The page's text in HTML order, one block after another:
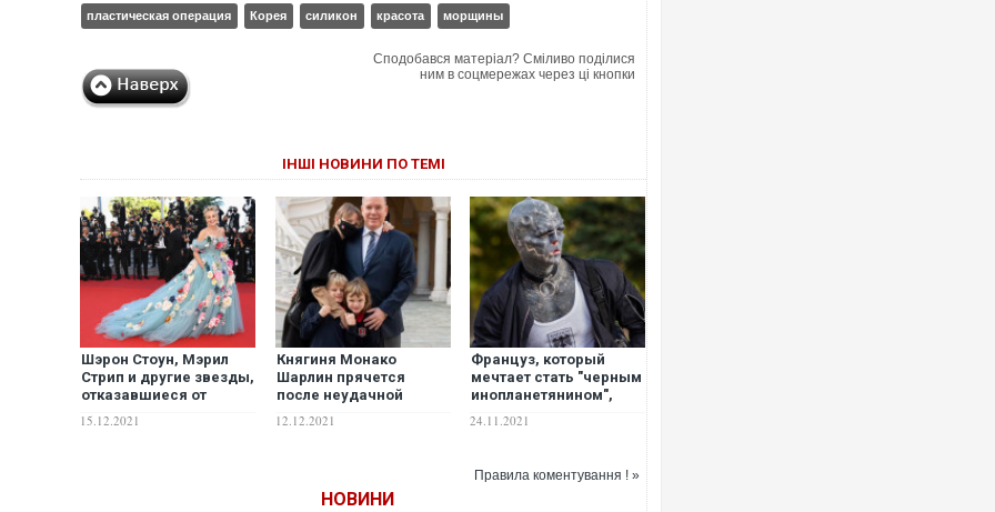
пластическая операция Корея силикон красота морщины
Сподобався матеріал? Сміливо поділися
ним в соцмережах через ці кнопки
ІНШІ НОВИНИ ПО ТЕМІ
Шэрон Стоун, Мэрил
Стрип и другие звезды,
отказавшиеся от
пластических
операций
15.12.2021
Княгиня Монако
Шарлин прячется
после неудачной
пластической
операции,
12.12.2021
Француз, который
мечтает стать "черным
инопланетянином",
ампутировал себе
пальцы, кончик носа и
24.11.2021
Правила коментування ! »
НОВИНИ